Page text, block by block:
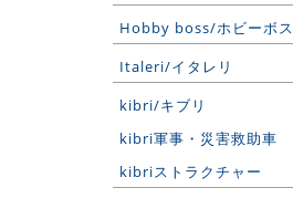
Hobby boss/ホビーボス
Italeri/イタレリ
kibri/キブリ
kibri軍事・災害救助車
kibriストラクチャー